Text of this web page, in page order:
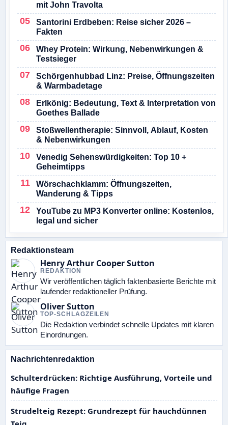
mit John Travolta
Santorini Erdbeben: Reise sicher 2026 –
Fakten
Whey Protein: Wirkung, Nebenwirkungen &
Testsieger
Schörgenhubbad Linz: Preise, Öffnungszeiten
& Warmbadetage
Erlkönig: Bedeutung, Text & Interpretation von
Goethes Ballade
Stoßwellentherapie: Sinnvoll, Ablauf, Kosten
& Nebenwirkungen
Venedig Sehenswürdigkeiten: Top 10 +
Geheimtipps
Wörschachklamm: Öffnungszeiten,
Wanderung & Tipps
YouTube zu MP3 Konverter online: Kostenlos,
legal und sicher
Redaktionsteam
Henry Arthur Cooper Sutton
REDAKTION
Wir veröffentlichen täglich faktenbasierte Berichte mit
laufender redaktioneller Prüfung.
Oliver Sutton
TOP-SCHLAGZEILEN
Die Redaktion verbindet schnelle Updates mit klaren
Einordnungen.
Nachrichtenredaktion
Schulterdrücken: Richtige Ausführung, Vorteile und
häufige Fragen
Strudelteig Rezept: Grundrezept für hauchdünnen